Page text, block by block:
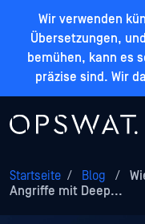
Wir verwenden
Übersetzungen,
bemühen, kann es
präzise sind. Wir
Startseite / Blog /
Angriffe mit Deep...